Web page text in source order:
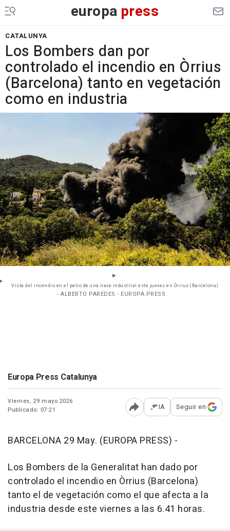
europa press
CATALUNYA
Los Bombers dan por
controlado el incendio en Òrrius
(Barcelona) tanto en vegetación
como en industria
Vista del incendio en el patio de una nave industrial este jueves en Òrrius (Barcelona)
- ALBERTO PAREDES - EUROPA PRESS
Europa Press Catalunya
Viernes, 29 mayo 2026
Publicado: 07:21
Abrir opciones para
IA Seguir en
BARCELONA 29 May. (EUROPA PRESS) -
Los Bombers de la Generalitat han dado por
controlado el incendio en Òrrius (Barcelona)
tanto el de vegetación como el que afecta a la
industria desde este viernes a las 6.41 horas.